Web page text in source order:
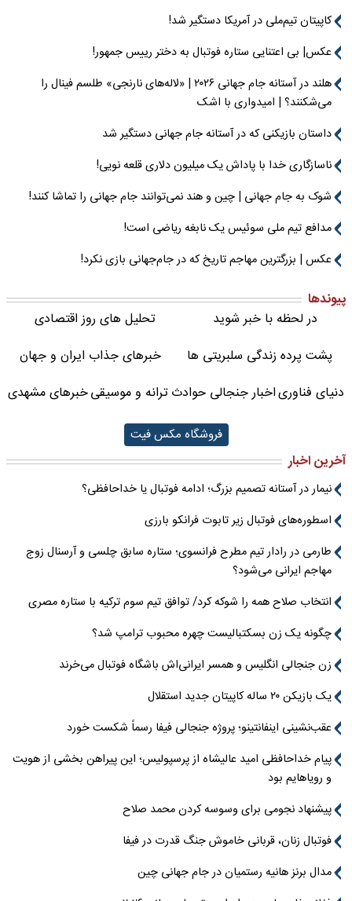
کاپیتان تیم‌ملی در آمریکا دستگیر شد!
عکس| بی اعتنایی ستاره فوتبال به دختر رییس جمهور!
هلند در آستانه جام جهانی ۲۰۲۶ | «لاله‌های نارنجی» طلسم فینال را
می‌شکنند؟ | امیدواری با اشک
داستان بازیکنی که در آستانه جام جهانی دستگیر شد
ناسازگاری خدا با پاداش یک میلیون دلاری قلعه نویی!
شوک به جام جهانی | چین و هند نمی‌توانند جام جهانی را تماشا کنند!
مدافع تیم ملی سوئیس یک نابغه ریاضی است!
عکس | بزرگترین مهاجم تاریخ که در جام‌جهانی بازی نکرد!
پیوندها
در لحظه با خبر شوید
تحلیل های روز اقتصادی
پشت پرده زندگی سلبریتی ها
خبرهای جذاب ایران و جهان
دنیای فناوریاخبار جنجالی حوادثترانه و موسیقیخبرهای مشهدی
فروشگاه مکس فیت
آخرین اخبار
نیمار در آستانه تصمیم بزرگ؛ ادامه فوتبال یا خداحافظی؟
اسطوره‌های فوتبال زیر تابوت فرانکو بارزی
طارمی در رادار تیم مطرح فرانسوی؛ ستاره سابق چلسی و آرسنال زوج
مهاجم ایرانی می‌شود؟
انتخاب صلاح همه را شوکه کرد/ توافق تیم سوم ترکیه با ستاره مصری
چگونه یک زن بسکتبالیست چهره محبوب ترامپ شد؟
زن جنجالی انگلیس و همسر ایرانی‌اش باشگاه فوتبال می‌خرند
یک بازیکن ۲۰ ساله کاپیتان جدید استقلال
عقب‌نشینی اینفانتینو؛ پروژه جنجالی فیفا رسماً شکست خورد
پیام خداحافظی امید عالیشاه از پرسپولیس؛ این پیراهن بخشی از هویت
و رویاهایم بود
پیشنهاد نجومی برای وسوسه کردن محمد صلاح
فوتبال زنان، قربانی خاموش جنگ قدرت در فیفا
مدال برنز هانیه رستمیان در جام جهانی چین